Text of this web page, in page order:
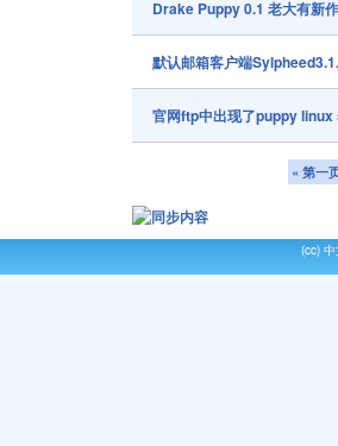
Drake Puppy 0.1 老大有新
默认邮箱客户端
官网ftp中出现了puppy linux
« 第一
(cc)中